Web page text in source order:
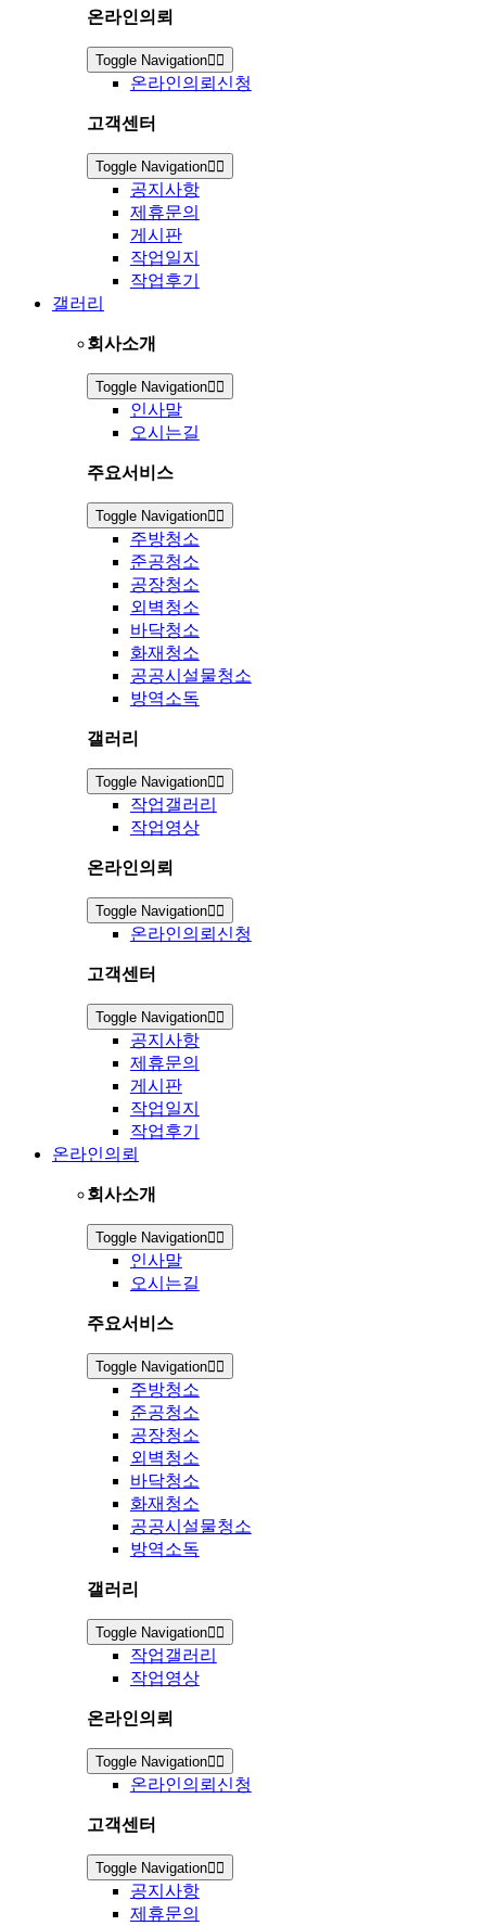
온라인의뢰
Toggle Navigation
온라인의뢰신청
고객센터
Toggle Navigation
공지사항
제휴문의
게시판
작업일지
작업후기
갤러리
회사소개
Toggle Navigation
인사말
오시는길
주요서비스
Toggle Navigation
주방청소
준공청소
공장청소
외벽청소
바닥청소
화재청소
공공시설물청소
방역소독
갤러리
Toggle Navigation
작업갤러리
작업영상
온라인의뢰
Toggle Navigation
온라인의뢰신청
고객센터
Toggle Navigation
공지사항
제휴문의
게시판
작업일지
작업후기
온라인의뢰
회사소개
Toggle Navigation
인사말
오시는길
주요서비스
Toggle Navigation
주방청소
준공청소
공장청소
외벽청소
바닥청소
화재청소
공공시설물청소
방역소독
갤러리
Toggle Navigation
작업갤러리
작업영상
온라인의뢰
Toggle Navigation
온라인의뢰신청
고객센터
Toggle Navigation
공지사항
제휴문의